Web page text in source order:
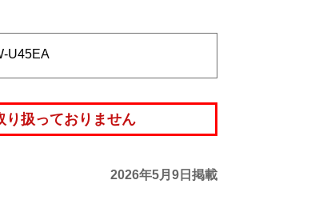
U45EA
り扱っておりません
2026年5月9日掲載